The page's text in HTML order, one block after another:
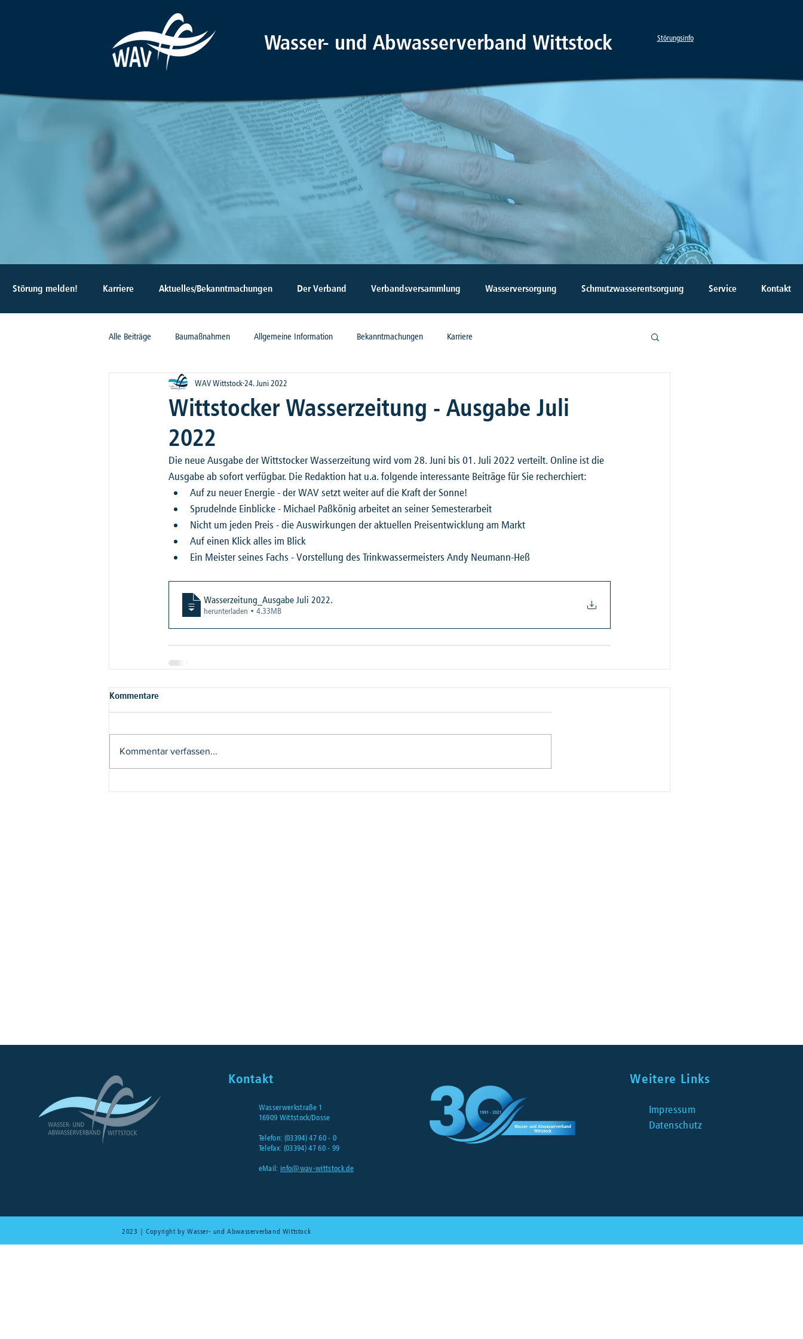
Wasser- und Abwasserverband Wittstock Störungsinfo
Alle Beiträge Baumaßnahmen Allgemeine Information Bekanntmachungen Karriere
Wittstocker Wasserzeitung - Ausgabe Juli
2022
WAV Wittstock 24. Juni 2022
Die neue Ausgabe der Wittstocker Wasserzeitung wird vom 28. Juni bis 01. Juli 2022 verteilt. Online ist die
Ausgabe ab sofort verfügbar. Die Redaktion hat u.a. folgende interessante Beiträge für Sie recherchiert:
Auf zu neuer Energie - der WAV setzt weiter auf die Kraft der Sonne!
Sprudelnde Einblicke - Michael Paßkönig arbeitet an seiner Semesterarbeit
Nicht um jeden Preis - die Auswirkungen der aktuellen Preisentwicklung am Markt
Auf einen Klick alles im Blick
Ein Meister seines Fachs - Vorstellung des Trinkwassermeisters Andy Neumann-Heß
Wasserzeitung_Ausgabe Juli 2022.
herunterladen • 4.33MB
Kommentare
Kommentar verfassen...
Störung melden! Karriere Aktuelles/Bekanntmachungen Der Verband Verbandsversammlung Wasserversorgung Schmutzwasserentsorgung Service Kontakt
Kontakt
Wasserwerkstraße 1
16909 Wittstock/Dosse
Telefon: (03394) 47 60 - 0
Telefax: (03394) 47 60 - 99
eMail: info@wav-wittstock.de
Weitere Links
Impressum
Datenschutz
2023 | Copyright by Wasser- und Abwasserverband Wittstock